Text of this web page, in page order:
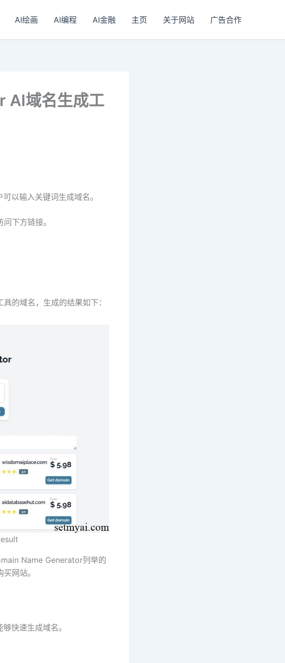
AI绘画 AI编程 AI金融 主页 关于网站 广告合作
AI域名生成工
以输入关键词生成域名。
下方链接。
的域名，生成的结果如下：
Name Generator列举的
网站。
快速生成域名。